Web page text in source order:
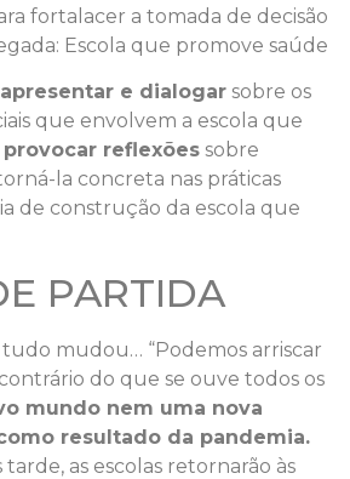
fortalacer a tomada de decisão
Escola que promove saúde
apresentar e dialogarsobre os
que envolvem a escola que
provocar reflexõessobre
la concreta nas práticas
de construção da escola que
PARTIDA
tudo mudou… “Podemos arriscar
do que se ouve todos os
mundo nem uma nova
resultado da pandemia.
tarde, as escolas retornarão às